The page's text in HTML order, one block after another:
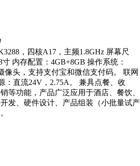
，四核A17，主频1.8GHz 屏幕尺
内存配置：4GB+8GB 操作系统：
像头，支持支付宝和微信支付码。 联网
：直流24V，2.75A。 兼具点餐、收
等功能，产品广泛应用于酒店、餐饮、
发、硬件设计、产品组装（小批量试产